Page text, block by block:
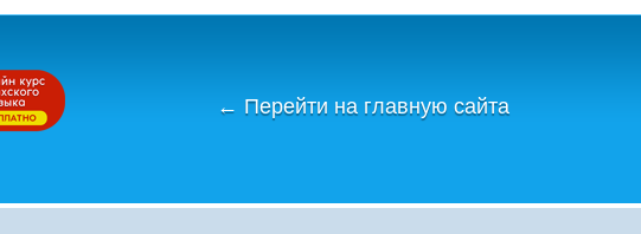
← Перейти на главную сайта